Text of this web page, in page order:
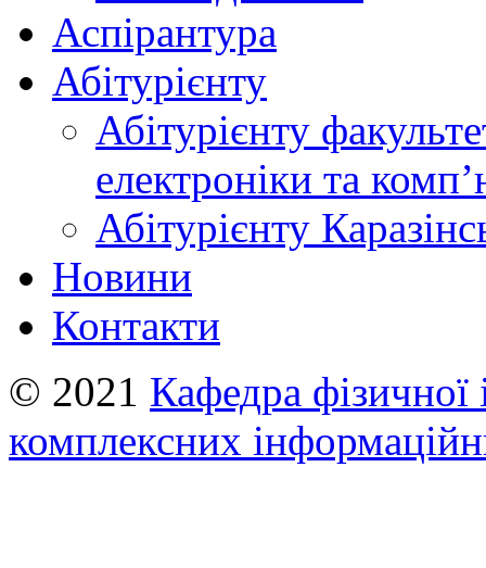
Аспірантура
Абітурієнту
Абітурієнту
електроніки та
Абітурієнту
Новини
Контакти
© 2021 Кафедра фізичної
комплексних